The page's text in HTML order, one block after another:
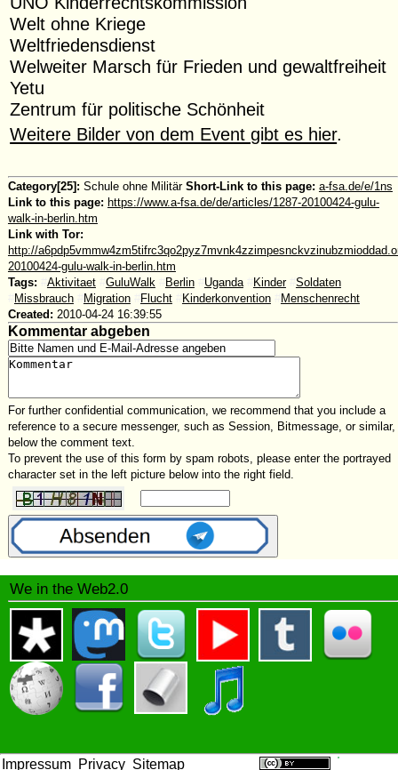
Welt ohne Kriege
Weltfriedensdienst
Welweiter Marsch für Frieden und gewaltfreiheit
Yetu
Zentrum für politische Schönheit
Weitere Bilder von dem Event gibt es hier.
Category[25]: Schule ohne Militär Short-Link to this page: a-fsa.de/e/1ns
Link to this page: https://www.a-fsa.de/de/articles/1287-20100424-gulu-
walk-in-berlin.htm
Link with Tor:
http://
20100424-gulu-walk-in-berlin.htm
Tags:
Aktivitaet GuluWalk Berlin Uganda Kinder
Soldaten
Missbrauch Migration Flucht Kinderkonvention
Menschenrecht
Created: 2010-04-24 16:39:55
Kommentar abgeben
For further confidential communication, we recommend that you include a
reference to a secure messenger, such as Session, Bitmessage, or similar,
below the comment text.
To prevent the use of this form by spam robots, please enter the portrayed
character set in the left picture below into the right field.
We in the Web2.0
Impressum Privacy Sitemap